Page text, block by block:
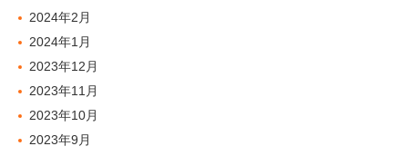
2024年2月
2024年1月
2023年12月
2023年11月
2023年10月
2023年9月